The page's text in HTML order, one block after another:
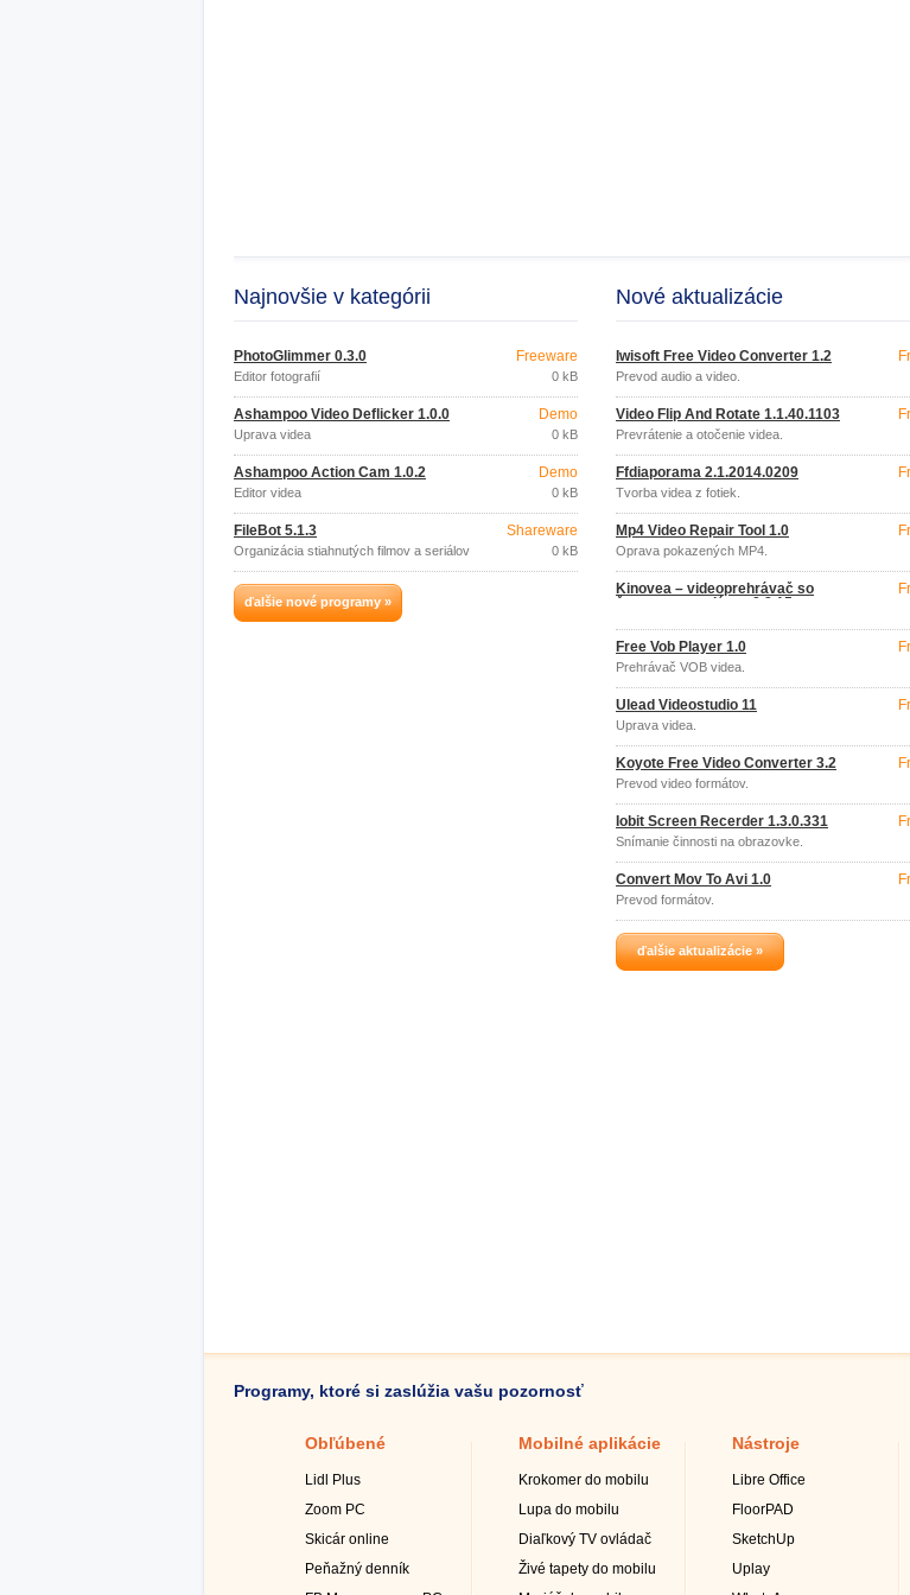
Najnovšie v kategórii
PhotoGlimmer 0.3.0
Editor fotografií
Freeware
0 kB
Ashampoo Video Deflicker 1.0.0
Úprava videa
Demo
0 kB
Ashampoo Action Cam 1.0.2
Editor videa
Demo
0 kB
FileBot 5.1.3
Organizácia stiahnutých filmov a seriálov
Shareware
0 kB
ďalšie nové programy »
Nové aktualizácie
Iwisoft Free Video Converter 1.2
Prevod audio a video.
Video Flip And Rotate 1.1.40.1103
Prevrátenie a otočenie videa.
Ffdiaporama 2.1.2014.0209
Tvorba videa z fotiek.
Mp4 Video Repair Tool 1.0
Oprava pokazených MP4.
Kinovea – videoprehrávač so
športovou analýzou 0.8.15
Free Vob Player 1.0
Prehrávač VOB videa.
Ulead Videostudio 11
Úprava videa.
Koyote Free Video Converter 3.2
Prevod video formátov.
Iobit Screen Recerder 1.3.0.331
Snímanie činnosti na obrazovke.
Convert Mov To Avi 1.0
Prevod formátov.
ďalšie aktualizácie »
Programy, ktoré si zaslúžia vašu pozornosť
Obľúbené
Lidl Plus
Zoom PC
Skicár online
Peňažný denník
Mobilné aplikácie
Krokomer do mobilu
Lupa do mobilu
Diaľkový TV ovládač
Živé tapety do mobilu
Nástroje
Libre Office
FloorPAD
SketchUp
Uplay